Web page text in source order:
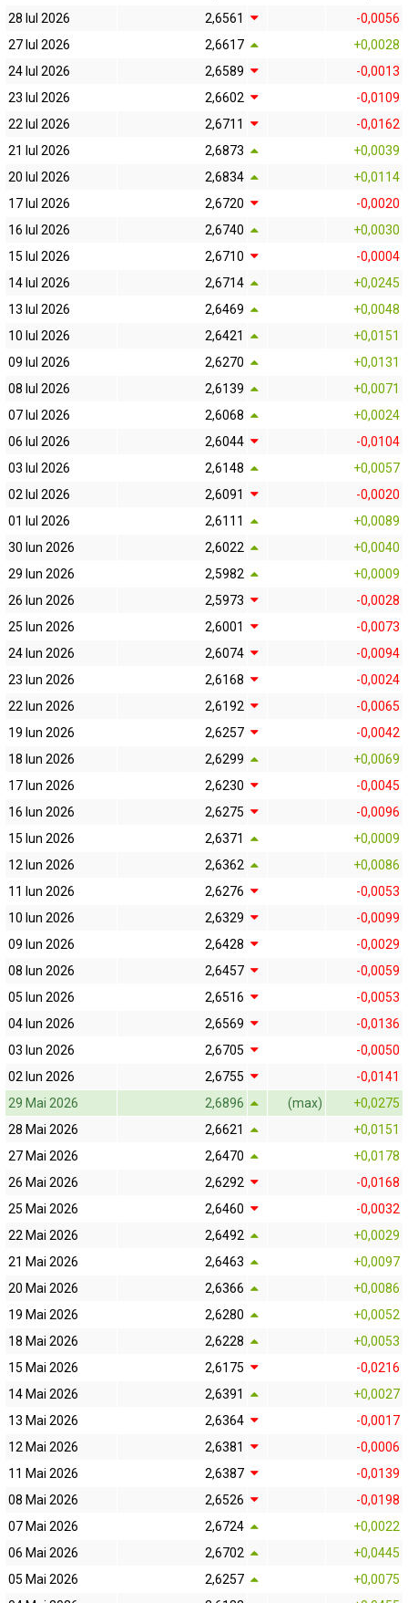
28 Iul 2026
2,6561
-0,0056
27 Iul 2026
2,6617
+0,0028
24 Iul 2026
2,6589
-0,0013
23 Iul 2026
2,6602
-0,0109
22 Iul 2026
2,6711
-0,0162
21 Iul 2026
2,6873
+0,0039
20 Iul 2026
2,6834
+0,0114
17 Iul 2026
2,6720
-0,0020
16 Iul 2026
2,6740
+0,0030
15 Iul 2026
2,6710
-0,0004
14 Iul 2026
2,6714
+0,0245
13 Iul 2026
2,6469
+0,0048
10 Iul 2026
2,6421
+0,0151
09 Iul 2026
2,6270
+0,0131
08 Iul 2026
2,6139
+0,0071
07 Iul 2026
2,6068
+0,0024
06 Iul 2026
2,6044
-0,0104
03 Iul 2026
2,6148
+0,0057
02 Iul 2026
2,6091
-0,0020
01 Iul 2026
2,6111
+0,0089
30 Iun 2026
2,6022
+0,0040
29 Iun 2026
2,5982
+0,0009
26 Iun 2026
2,5973
-0,0028
25 Iun 2026
2,6001
-0,0073
24 Iun 2026
2,6074
-0,0094
23 Iun 2026
2,6168
-0,0024
22 Iun 2026
2,6192
-0,0065
19 Iun 2026
2,6257
-0,0042
18 Iun 2026
2,6299
+0,0069
17 Iun 2026
2,6230
-0,0045
16 Iun 2026
2,6275
-0,0096
15 Iun 2026
2,6371
+0,0009
12 Iun 2026
2,6362
+0,0086
11 Iun 2026
2,6276
-0,0053
10 Iun 2026
2,6329
-0,0099
09 Iun 2026
2,6428
-0,0029
08 Iun 2026
2,6457
-0,0059
05 Iun 2026
2,6516
-0,0053
04 Iun 2026
2,6569
-0,0136
03 Iun 2026
2,6705
-0,0050
02 Iun 2026
2,6755
-0,0141
29 Mai 2026
2,6896 (max)
+0,0275
28 Mai 2026
2,6621
+0,0151
27 Mai 2026
2,6470
+0,0178
26 Mai 2026
2,6292
-0,0168
25 Mai 2026
2,6460
-0,0032
22 Mai 2026
2,6492
+0,0029
21 Mai 2026
2,6463
+0,0097
20 Mai 2026
2,6366
+0,0086
19 Mai 2026
2,6280
+0,0052
18 Mai 2026
2,6228
+0,0053
15 Mai 2026
2,6175
-0,0216
14 Mai 2026
2,6391
+0,0027
13 Mai 2026
2,6364
-0,0017
12 Mai 2026
2,6381
-0,0006
11 Mai 2026
2,6387
-0,0139
08 Mai 2026
2,6526
-0,0198
07 Mai 2026
2,6724
+0,0022
06 Mai 2026
2,6702
+0,0445
05 Mai 2026
2,6257
+0,0075